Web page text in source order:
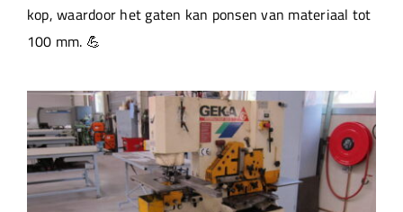
kop, waardoor het gaten kan ponsen van materiaal tot
100 mm. 💪